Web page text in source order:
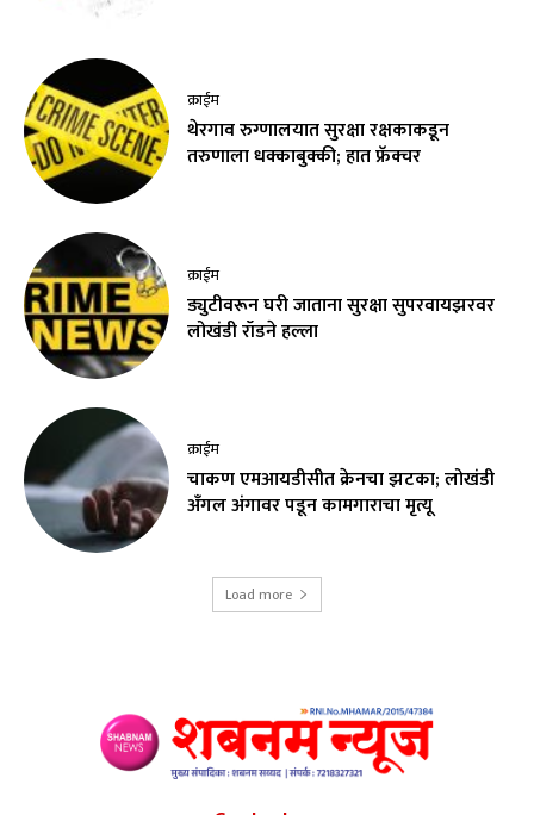
क्राईम
थेरगाव रुग्णालयात सुरक्षा रक्षकाकडून
तरुणाला धक्काबुक्की; हात फ्रॅक्चर
क्राईम
ड्युटीवरून घरी जाताना सुरक्षा सुपरवायझरवर
लोखंडी रॉडने हल्ला
क्राईम
चाकण एमआयडीसीत क्रेनचा झटका; लोखंडी
अँगल अंगावर पडून कामगाराचा मृत्यू
Load more